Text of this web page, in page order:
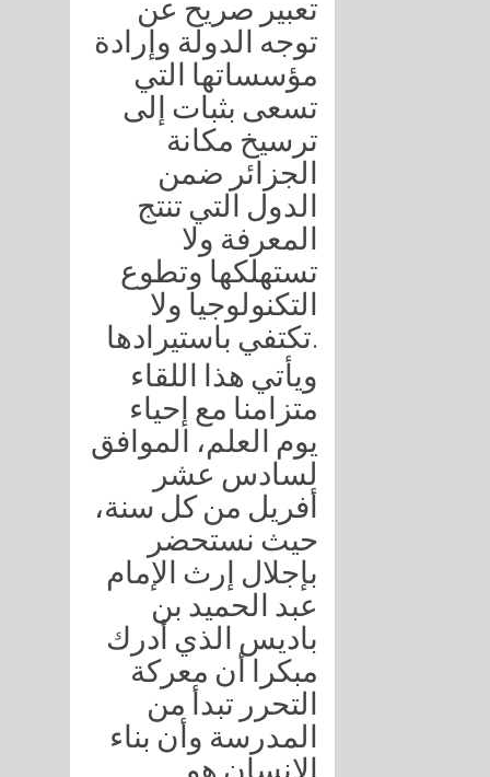
توجه الدولة وإرادة
مؤسساتها التي
تسعى بثبات إلى
ترسيخ مكانة
الجزائر ضمن
الدول التي تنتج
المعرفة ولا
تستهلكها وتطوع
التكنولوجيا ولا
تكتفي باستيرادها.
ويأتي هذا اللقاء
متزامنا مع إحياء
يوم العلم، الموافق
لسادس عشر
أفريل من كل سنة،
حيث نستحضر
بإجلال إرث الإمام
عبد الحميد بن
باديس الذي أدرك
مبكرا أن معركة
التحرر تبدأ من
المدرسة وأن بناء
الإنسان هو